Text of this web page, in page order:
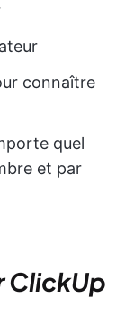
connaître
quel
et par
ClickUp